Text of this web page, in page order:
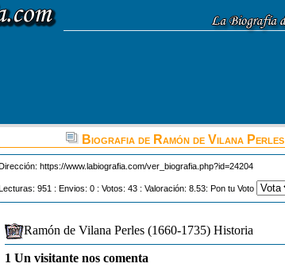
Biografia de Ramón de Vilana Perles
https://www.labiografia.com/ver_biografia.php?id=24204
951 : Envios: 0 : Votos: 43 : Valoración: 8.53: Pon tu Voto
Ramón de Vilana Perles (1660-1735) Historia
1 Un visitante nos comenta